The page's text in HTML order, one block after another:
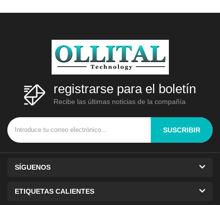
registrarse para el boletín
Recibe las últimas noticias de la compañía
SUSCRIBIR
SÍGUENOS
ETIQUETAS CALIENTES